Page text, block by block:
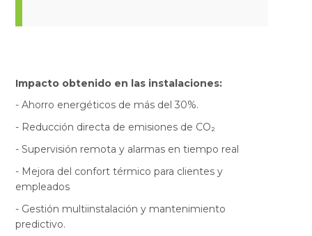
Impacto obtenido en las instalaciones:
- Ahorro energéticos de más del 30%.
- Reducción directa de emisiones de CO₂
- Supervisión remota y alarmas en tiempo real
- Mejora del confort térmico para clientes y
empleados
- Gestión multiinstalación y mantenimiento
predictivo.